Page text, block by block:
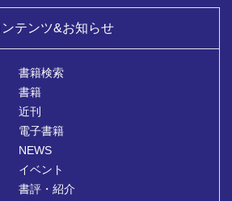
ンテンツ&お知らせ
書籍検索
書籍
近刊
電子書籍
NEWS
イベント
書評・紹介